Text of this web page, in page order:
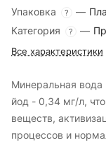
Упаковка
? —
Категория
? —
Все характеристики
Минеральная
йод - 0,34 мг/л,
веществ,
процессов и